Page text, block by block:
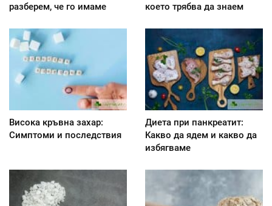
разберем, че го имаме
което трябва да знаем
Висока кръвна захар:
Симптоми и последствия
Диета при панкреатит:
Kакво да ядем и какво да
избягваме